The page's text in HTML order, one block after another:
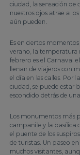
ciudad, la sensación
nuestros ojos atrae a
aún pueden.
Es en ciertos
verano, la temperatura
febrero es el Carnaval
llenan de viajeros con
el día en las calles. Por
ciudad, se puede estar
escondido detrás de
Los monumentos más
campanile y la basílica
el puente de los
de turistas. Un paseo
muchos visitantes,